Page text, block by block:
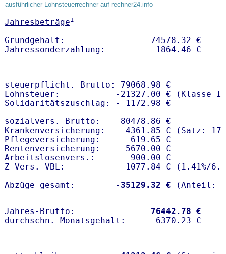
ausführlicher Lohnsteuerrechner auf rechner24.info
Jahresbeträge1
Grundgehalt:                 74578.32 €
steuerpflicht. Brutto: 79068.98 €
Lohnsteuer:           -21327.00 € (Klasse I)
Solidaritätszuschlag: - 1172.98 €
sozialvers. Brutto:    80478.86 €
Krankenversicherung:  - 4361.85 € (Satz:
Pflegeversicherung:   -  619.65 €
Rentenversicherung:   - 5670.00 €
Arbeitslosenvers.:    -  900.00 €
Z-Vers. VBL:          - 1077.84 € ( 1.41%/
Abzüge gesamt:        - 35129.32 €
Jahres-Brutto: 76442.78 €